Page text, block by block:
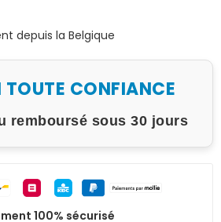
depuis la Belgique
TOUTE CONFIANCE
remboursé sous 30 jours
100% sécurisé